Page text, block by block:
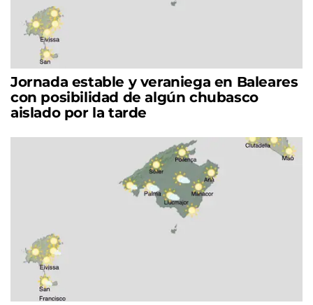
Jornada estable y veraniega en Baleares
con posibilidad de algún chubasco
aislado por la tarde